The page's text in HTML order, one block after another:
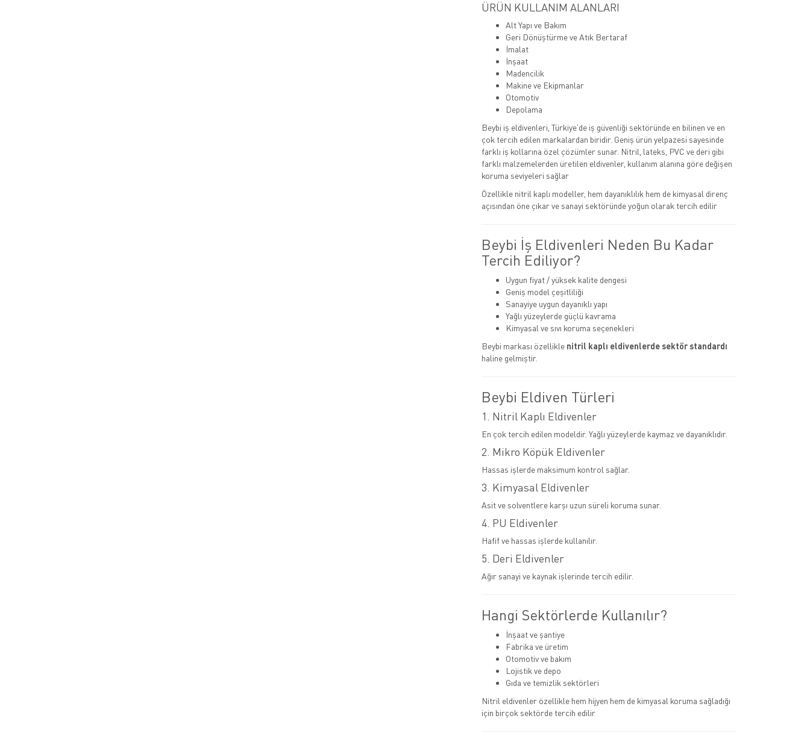
ÜRÜN KULLANIM ALANLARI
Alt Yapı ve Bakım
Geri Dönüştürme ve Atık Bertaraf
İmalat
İnşaat
Madencilik
Makine ve Ekipmanlar
Otomotiv
Depolama
Beybi iş eldivenleri, Türkiye’de iş güvenliği sektöründe en bilinen ve en
çok tercih edilen markalardan biridir. Geniş ürün yelpazesi sayesinde
farklı iş kollarına özel çözümler sunar. Nitril, lateks, PVC ve deri gibi
farklı malzemelerden üretilen eldivenler, kullanım alanına göre değişen
koruma seviyeleri sağlar
Özellikle nitril kaplı modeller, hem dayanıklılık hem de kimyasal direnç
açısından öne çıkar ve sanayi sektöründe yoğun olarak tercih edilir
Beybi İş Eldivenleri Neden Bu Kadar
Tercih Ediliyor?
Uygun fiyat / yüksek kalite dengesi
Geniş model çeşitliliği
Sanayiye uygun dayanıklı yapı
Yağlı yüzeylerde güçlü kavrama
Kimyasal ve sıvı koruma seçenekleri
Beybi markası özellikle nitril kaplı eldivenlerde sektör standardı
haline gelmiştir.
Beybi Eldiven Türleri
1. Nitril Kaplı Eldivenler
En çok tercih edilen modeldir. Yağlı yüzeylerde kaymaz ve dayanıklıdır.
2. Mikro Köpük Eldivenler
Hassas işlerde maksimum kontrol sağlar.
3. Kimyasal Eldivenler
Asit ve solventlere karşı uzun süreli koruma sunar.
4. PU Eldivenler
Hafif ve hassas işlerde kullanılır.
5. Deri Eldivenler
Ağır sanayi ve kaynak işlerinde tercih edilir.
Hangi Sektörlerde Kullanılır?
İnşaat ve şantiye
Fabrika ve üretim
Otomotiv ve bakım
Lojistik ve depo
Gıda ve temizlik sektörleri
Nitril eldivenler özellikle hem hijyen hem de kimyasal koruma sağladığı
için birçok sektörde tercih edilir